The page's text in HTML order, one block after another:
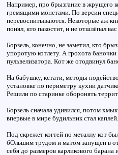
Например, про брызгание в жрущего
гремящими монетами. По версии
перевоспитываются. Некоторые аж
понял, кто пакостит, и не отшлёпал
Борзель, конечно, не заметил, кто
упоротую котлету. А грохота
пульвелизатора. Кот же отодвинул
На бабушку, кстати, методы
установке по периметру кухни
Решили по старинке оборонять
Борзель сначала удивился, потом
впервые в мире будильник стал
Под скрежет когтей по металлу кот
бОльшим трудом и матом запущен в
себя до размеров карликового